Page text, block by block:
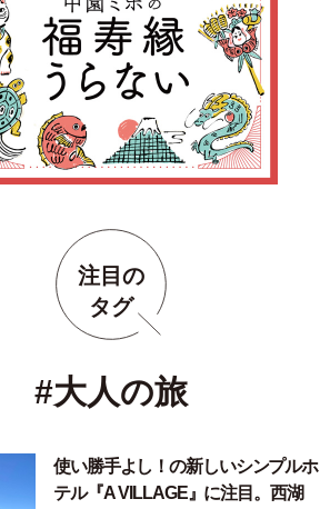
注目の
タグ
#大人の旅
使い勝手よし！の新しいシンプルホ
テル『A VILLAGE』に注目。西湖